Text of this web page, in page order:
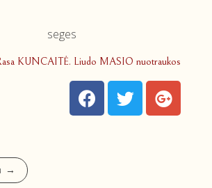
KUNCAITĖ. Liudo MASIO nuotraukos